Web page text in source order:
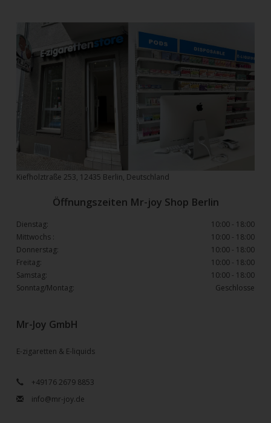
Mr-Joy GmbH
E-zigaretten & E-liquids
+49176 2679 8853
info@mr-joy.de
Kiefholztraße 253, 12435 Berlin, Deutschland
Öffnungszeiten Mr-joy Shop Berlin
Dienstag:
10:00 - 18:00
Mittwochs :
10:00 - 18:00
Donnerstag:
10:00 - 18:00
Freitag:
10:00 - 18:00
Samstag:
10:00 - 18:00
Sonntag/Montag:
Geschlosse